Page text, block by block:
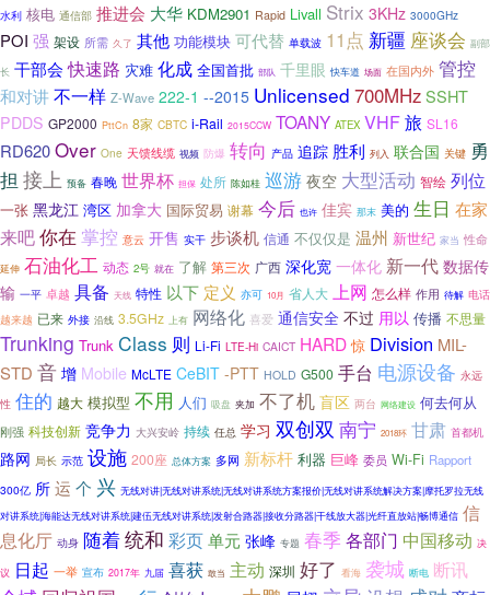
水利 核电 通信部 推进会 大华 KDM2901 Rapid Livall Strix 3KHz 3000GHz
POI 强 架设 所需 久了 其他 功能模块 可代替 单载波 11点 新疆 座谈会 副部
长 干部会 快速路 灾难 化成 全国首批 部队 千里眼 快车道 场面 在国内外 管控
和对讲不一样 Z-Wave 222-1 --2015 Unlicensed 700MHzSSHT
PDDS GP2000 PttCn 8家 CBTC i-Rail 2015CCW TOANY ATEX VHF旅 SL16
RD620Over One 天馈线缆 视频 防爆 转向 产品 追踪 胜利 列入 联合国 关键 勇
担 接上 预备 春晚 世界杯 担保 处所 陈如桂 巡游 夜空 大型活动 智绘 列位
一张 黑龙江 湾区 加拿大 国际贸易 谢幕 今后 也许 佳宾 那末 美的 生日 在家
来吧你在 掌控 意云 开售 实干 步谈机 信通 不仅仅是 温州 新世纪 家当 性命
延伸 石油化工 动态 2号 就在 了解 第三次 广西 深化宽 一体化 新一代 数据传
输 一平 卓越 具备 天线 特性 以下 定义 亦可 10月 省人大 上网 怎么样 作用 待解 电话
越来越 已来 外接 沿线 3.5GHz 上有 网络化 喜爱 通信安全 不过 用以 传播 不思量
Trunking Trunk Class 则 Li-Fi LTE-Hi CAICT HARD 惊 Division MIL-
STD 音 增 Mobile McLTE CeBIT -PTT HOLD G500 手台 电源设备 永远
性 住的 越大 模拟型 不用 人们 吸盘 夹加 不了机 盲区 两台 网络建设 何去何从
刚强 科技创新 竞争力 大兴安岭 持续 任总 学习 双创双 南宁 2018环 甘肃 首都机
路网 局长 示范 设施 200座 总体方案 多网 新标杆 利器 巨峰 委员 Wi-Fi Rapport
300亿 所 运 个 兴 无线对讲|无线对讲系统|无线对讲系统方案报价|无线对讲系统解决方案|摩托罗拉无线
对讲系统|海能达无线对讲系统|建伍无线对讲系统|发射合路器|接收分路器|干线放大器|光纤直放站|畅博通信 信
息化厅 动身 随着统和 彩页单元 张峰 专题 春季 各部门 中国移动 决
议 日起 一举 宣布 2017年 九届 喜获 敢当 主动 深圳 好了 看海 袭城 断电 断讯